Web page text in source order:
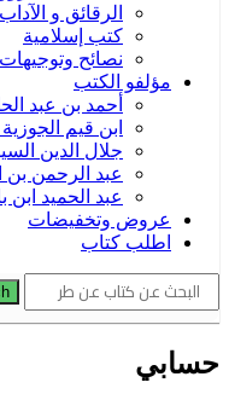
الرقائق و
كتب إسلامية
نصائح وتوجيهات
مؤلفو الكتب
أحمد بن عبد
ابن قيم
جلال الدين
عبد الرحمن بن
عبد الحميد ابن
عروض وتخفيضات
اطلب كتاب
حسابي